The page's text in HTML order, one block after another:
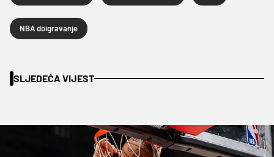
NBA doigravanje
SLJEDEĆA VIJEST